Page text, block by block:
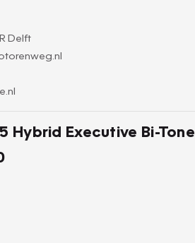
Delft
Hybrid Executive Bi-Tone